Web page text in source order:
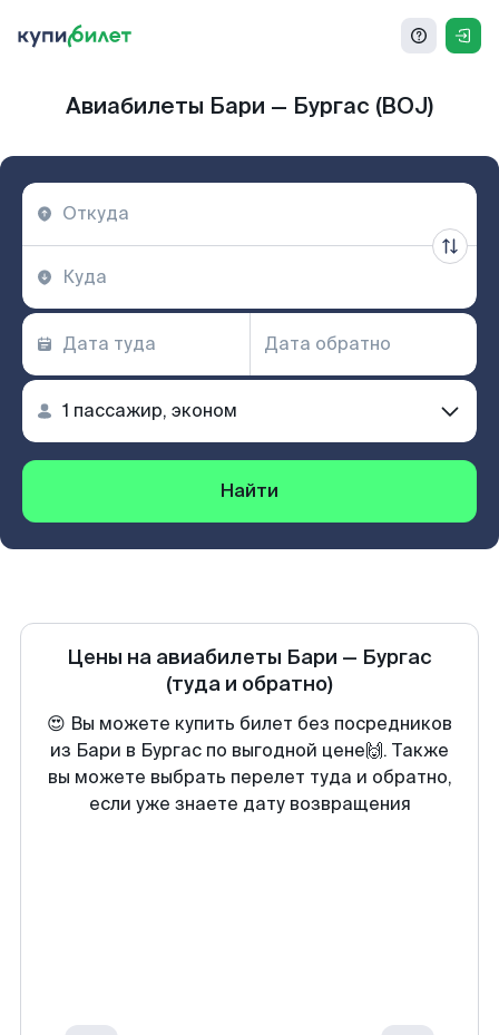
Авиабилеты Бари — Бургас (BOJ)
Найти
Цены на авиабилеты Бари — Бургас
(туда и обратно)
😍 Вы можете купить билет без посредников
из Бари в Бургас по выгодной цене🙌. Также
вы можете выбрать перелет туда и обратно,
если уже знаете дату возвращения